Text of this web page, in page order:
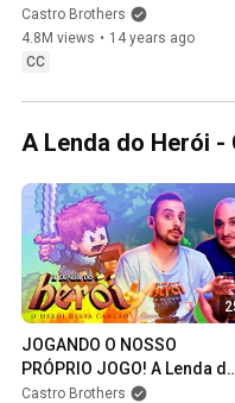
Castro Brothers
4.8M views • 14 years ago
CC
A Lenda do Herói -
JOGANDO O NOSSO
PRÓPRIO JOGO! A Lenda
Herói desde o início #01
Castro Brothers